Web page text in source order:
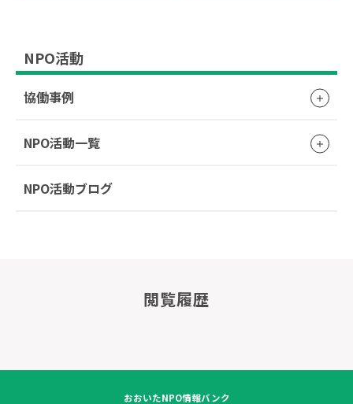
NPO活動
協働事例
NPO活動一覧
NPO活動ブログ
閲覧履歴
おおいたNPO情報バンク